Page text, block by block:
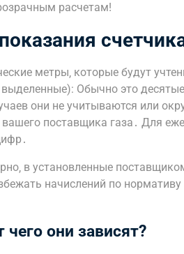
расчетам!
метры‚ которые будут
Обычно это
они не учитываются или
вашего поставщика газа․ Для
в установленные
начислений по нормативу
они зависят?